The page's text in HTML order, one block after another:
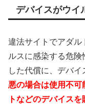
デバイスがウイ
違法サイトでアダル
ルスに感染する危
した代償に、デバイ
悪の場合は使用不
トなどのデバイス